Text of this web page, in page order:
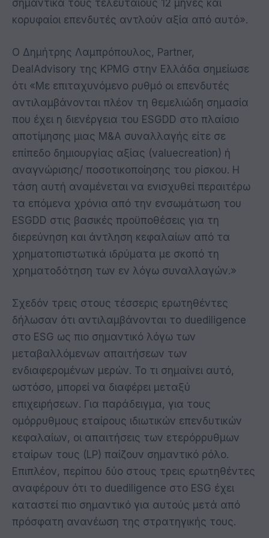
σημαντικά τους τελευταίους 12 μήνες και
κορυφαίοι επενδυτές αντλούν αξία από αυτό».
Ο Δημήτρης Λαμπρόπουλος, Partner,
DealAdvisory της KPMG στην Ελλάδα σημείωσε
ότι «Με επιταχυνόμενο ρυθμό οι επενδυτές
αντιλαμβάνονται πλέον τη θεμελιώδη σημασία
που έχει η διενέργεια του ESGDD στο πλαίσιο
αποτίμησης μιας M&A συναλλαγής είτε σε
επίπεδο δημιουργίας αξίας (valuecreation) ή
αναγνώρισης/ ποσοτικοποίησης του ρίσκου. Η
τάση αυτή αναμένεται να ενισχυθεί περαιτέρω
τα επόμενα χρόνια από την ενσωμάτωση του
ESGDD στις βασικές προϋποθέσεις για τη
διερεύνηση και άντληση κεφαλαίων από τα
χρηματοπιστωτικά ιδρύματα με σκοπό τη
χρηματοδότηση των εν λόγω συναλλαγών.»
Σχεδόν τρεις στους τέσσερις ερωτηθέντες
δήλωσαν ότι αντιλαμβάνονται το duediligence
στο ESG ως πιο σημαντικό λόγω των
μεταβαλλόμενων απαιτήσεων των
ενδιαφερομένων μερών. Το τι σημαίνει αυτό,
ωστόσο, μπορεί να διαφέρει μεταξύ
επιχειρήσεων. Για παράδειγμα, για τους
ομόρρυθμους εταίρους ιδιωτικών επενδυτικών
κεφαλαίων, οι απαιτήσεις των ετερόρρυθμων
εταίρων τους (LP) παίζουν σημαντικό ρόλο.
Επιπλέον, περίπου δύο στους τρεις ερωτηθέντες
αναφέρουν ότι το duediligence στο ESG έχει
καταστεί πιο σημαντικό για αυτούς μετά από
πρόσφατη ανανέωση της στρατηγικής τους.